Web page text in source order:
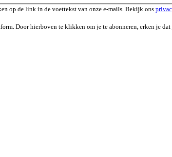
op de link in de voettekst van onze e-mails. Bekijk ons
Door hierboven te klikken om je te abonneren, erken je